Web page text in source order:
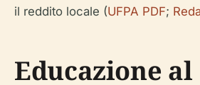
il reddito locale (UFPA PDF;
Educazione al